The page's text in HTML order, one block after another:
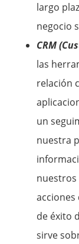
largo
negocio
CRM
las
relación
un
nuestra
nuestros
de éxito
sirve